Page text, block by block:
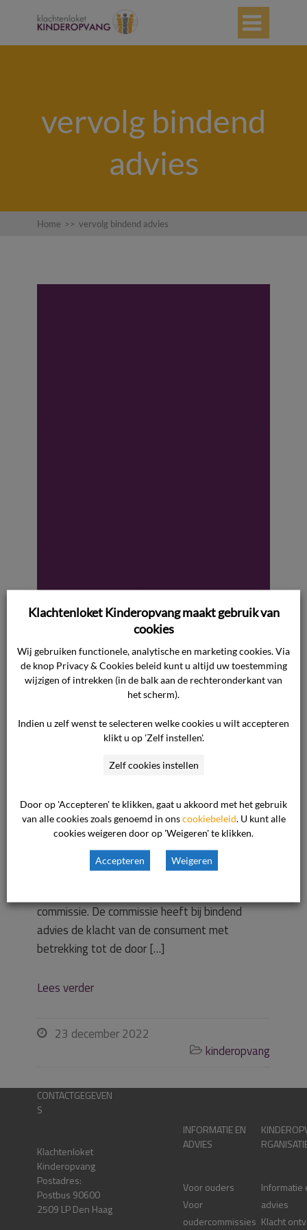

vervolg bindend
advies
Home >> vervolg bindend advies
concreet bedrag
vastgesteld dat
door ondernemer
aan consument
moet worden
terugbetaald.
Waar gaat de uitspraak over? Het geschil
betreft het vaststellen van de hoogte van het
bedrag dat de ondernemer dient te betalen aan
de consument wegens het niet nakomen van de
commissie. De commissie heeft bij bindend
advies de klacht van de consument met
betrekking tot de door […]
Lees verder
 23 december 2022
 kinderopvang
CONTACTGEGEVEN
S
Klachtenloket
Kinderopvang
Postadres:
Postbus 90600
2509 LP Den Haag
INFORMATIE EN
ADVIES
Voor ouders
Voor
oudercommissies
Informatie
advies
Klacht
Klachtenloket Kinderopvang maakt gebruik van
cookies
Wij gebruiken functionele, analytische en marketing cookies. Via
de knop Privacy & Cookies beleid kunt u altijd uw toestemming
wijzigen of intrekken (in de balk aan de rechteronderkant van
het scherm).
Indien u zelf wenst te selecteren welke cookies u wilt accepteren
klikt u op 'Zelf instellen'.
Zelf cookies instellen
Door op 'Accepteren' te klikken, gaat u akkoord met het gebruik
van alle cookies zoals genoemd in onscookiebeleid. U kunt alle
cookies weigeren door op 'Weigeren' te klikken.
Accepteren Weigeren